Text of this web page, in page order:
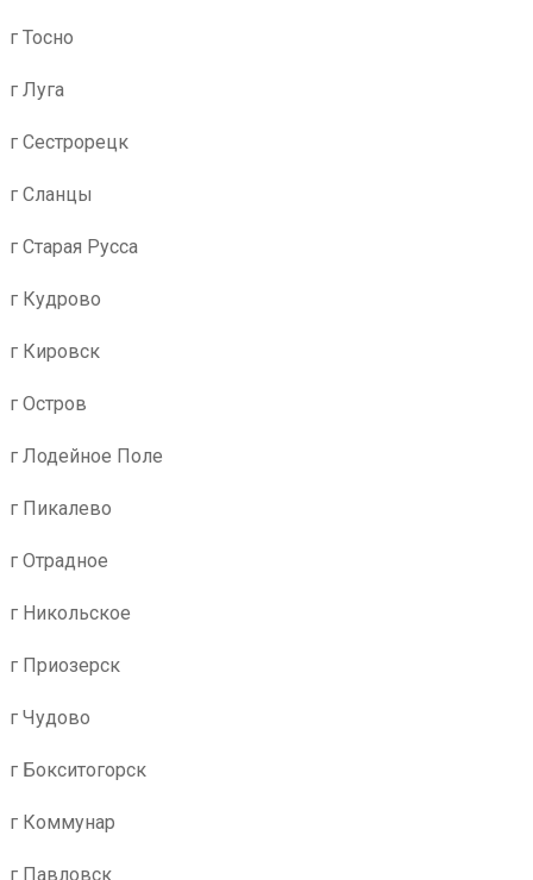
г Тосно
г Луга
г Сестрорецк
г Сланцы
г Старая Русса
г Кудрово
г Кировск
г Остров
г Лодейное Поле
г Пикалево
г Отрадное
г Никольское
г Приозерск
г Чудово
г Бокситогорск
г Коммунар
г Павловск